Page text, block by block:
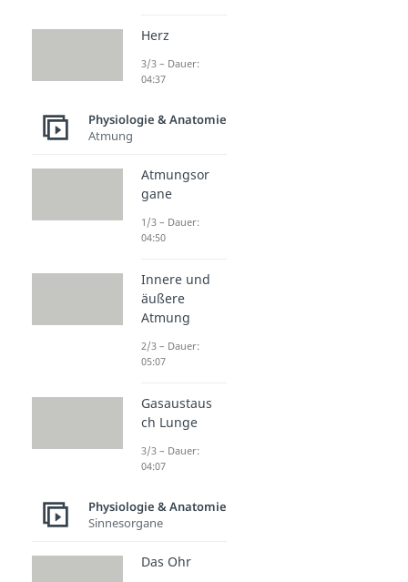
Herz
3/3 – Dauer:
04:37
Physiologie & Anatomie
Atmung
Atmungsor
gane
1/3 – Dauer:
04:50
Innere und
äußere
Atmung
2/3 – Dauer:
05:07
Gasaustaus
ch Lunge
3/3 – Dauer:
04:07
Physiologie & Anatomie
Sinnesorgane
Das Ohr